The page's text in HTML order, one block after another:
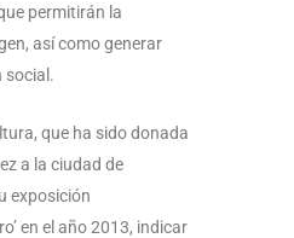
permitirán la
así como generar
social.
que ha sido donada
a la ciudad de
exposición
en el año 2013, indicar